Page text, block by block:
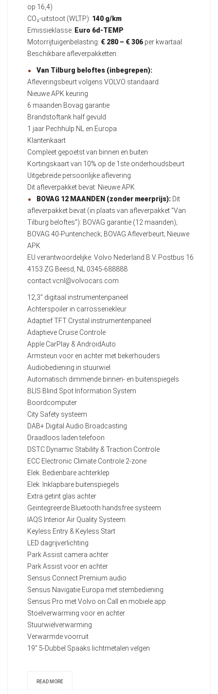
op 16,4)
CO₂-uitstoot (WLTP): 140 g/km
Emissieklasse: Euro 6d-TEMP
Motorrijtuigenbelasting: € 280 – € 306 per kwartaal
Beschikbare afleverpakketten:
Van Tilburg beloftes (inbegrepen):
Afleveringsbeurt volgens VOLVO standaard
Nieuwe APK keuring
6 maanden Bovag garantie
Brandstoftank half gevuld
1 jaar Pechhulp NL en Europa
Klantenkaart
Compleet gepoetst van binnen en buiten
Kortingskaart van 10% op de 1ste onderhoudsbeurt
Uitgebreide persoonlijke aflevering
Dit afleverpakket bevat: Nieuwe APK
BOVAG 12 MAANDEN (zonder meerprijs): Dit
afleverpakket bevat (in plaats van afleverpakket "Van
Tilburg beloftes"): BOVAG garantie (12 maanden);
BOVAG 40-Puntencheck; BOVAG Afleverbeurt; Nieuwe
APK
EU verantwoordelijke: Volvo Nederland B.V. Postbus 16
4153 ZG Beesd, NL 0345-688888
contact.vcnl@volvocars.com
12,3" digitaal instrumentenpaneel
Achterspoiler in carrosseriekleur
Adaptief TFT Crystal instrumentenpaneel
Adaptieve Cruise Controle
Apple CarPlay & AndroidAuto
Armsteun voor en achter met bekerhouders
Audiobediening in stuurwiel
Automatisch dimmende binnen- en buitenspiegels
BLIS Blind Spot Information System
Boordcomputer
City Safety systeem
DAB+ Digital Audio Broadcasting
Draadloos laden telefoon
DSTC Dynamic Stability & Traction Controle
ECC Electronic Climate Controle 2-zone
Elek. Bedienbare achterklep
Elek. Inklapbare buitenspiegels
Extra getint glas achter
Geïntegreerde Bluetooth handsfree systeem
IAQS Interior Air Quality Systeem
Keyless Entry & Keyless Start
LED dagrijverlichting
Park Assist camera achter
Park Assist voor en achter
Sensus Connect Premium audio
Sensus Navigatie Europa met stembediening
Sensus Pro met Volvo on Call en mobiele app
Stoelverwarming voor en achter
Stuurwielverwarming
Verwarmde voorruit
19" 5-Dubbel Spaaks lichtmetalen velgen
READ MORE